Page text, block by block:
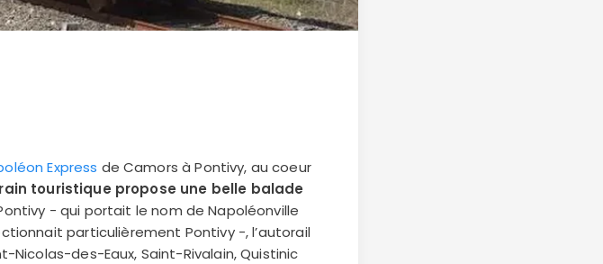
Express de Camors à Pontivy, au coeur
touristique propose une belle balade
- qui portait le nom de Napoléonville
particulièrement Pontivy -, l’autorail
Nicolas-des-Eaux, Saint-Rivalain, Quistinic